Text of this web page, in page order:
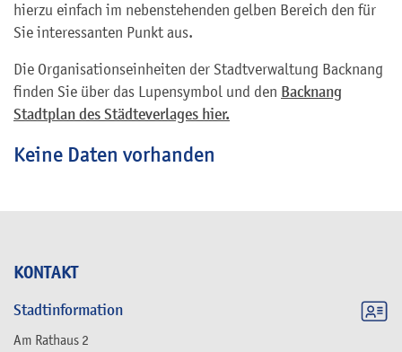
KONTAKT
Stadtinformation
Am Rathaus 2
hierzu einfach im nebenstehenden gelben Bereich den für
Sie interessanten Punkt aus.
Die Organisationseinheiten der Stadtverwaltung Backnang
finden Sie über das Lupensymbol und den Backnang
Stadtplan des Städteverlages hier.
Keine Daten vorhanden